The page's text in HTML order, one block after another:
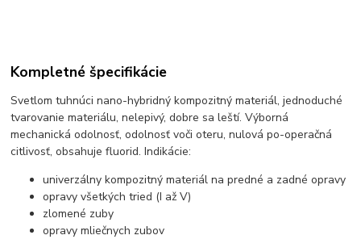
Kompletné špecifikácie
Svetlom tuhnúci nano-hybridný kompozitný materiál, jednoduché
tvarovanie materiálu, nelepivý, dobre sa leští. Výborná
mechanická odolnosť, odolnosť voči oteru, nulová po-operačná
citlivosť, obsahuje fluorid. Indikácie:
univerzálny kompozitný materiál na predné a zadné opravy
opravy všetkých tried (I až V)
zlomené zuby
opravy mliečnych zubov